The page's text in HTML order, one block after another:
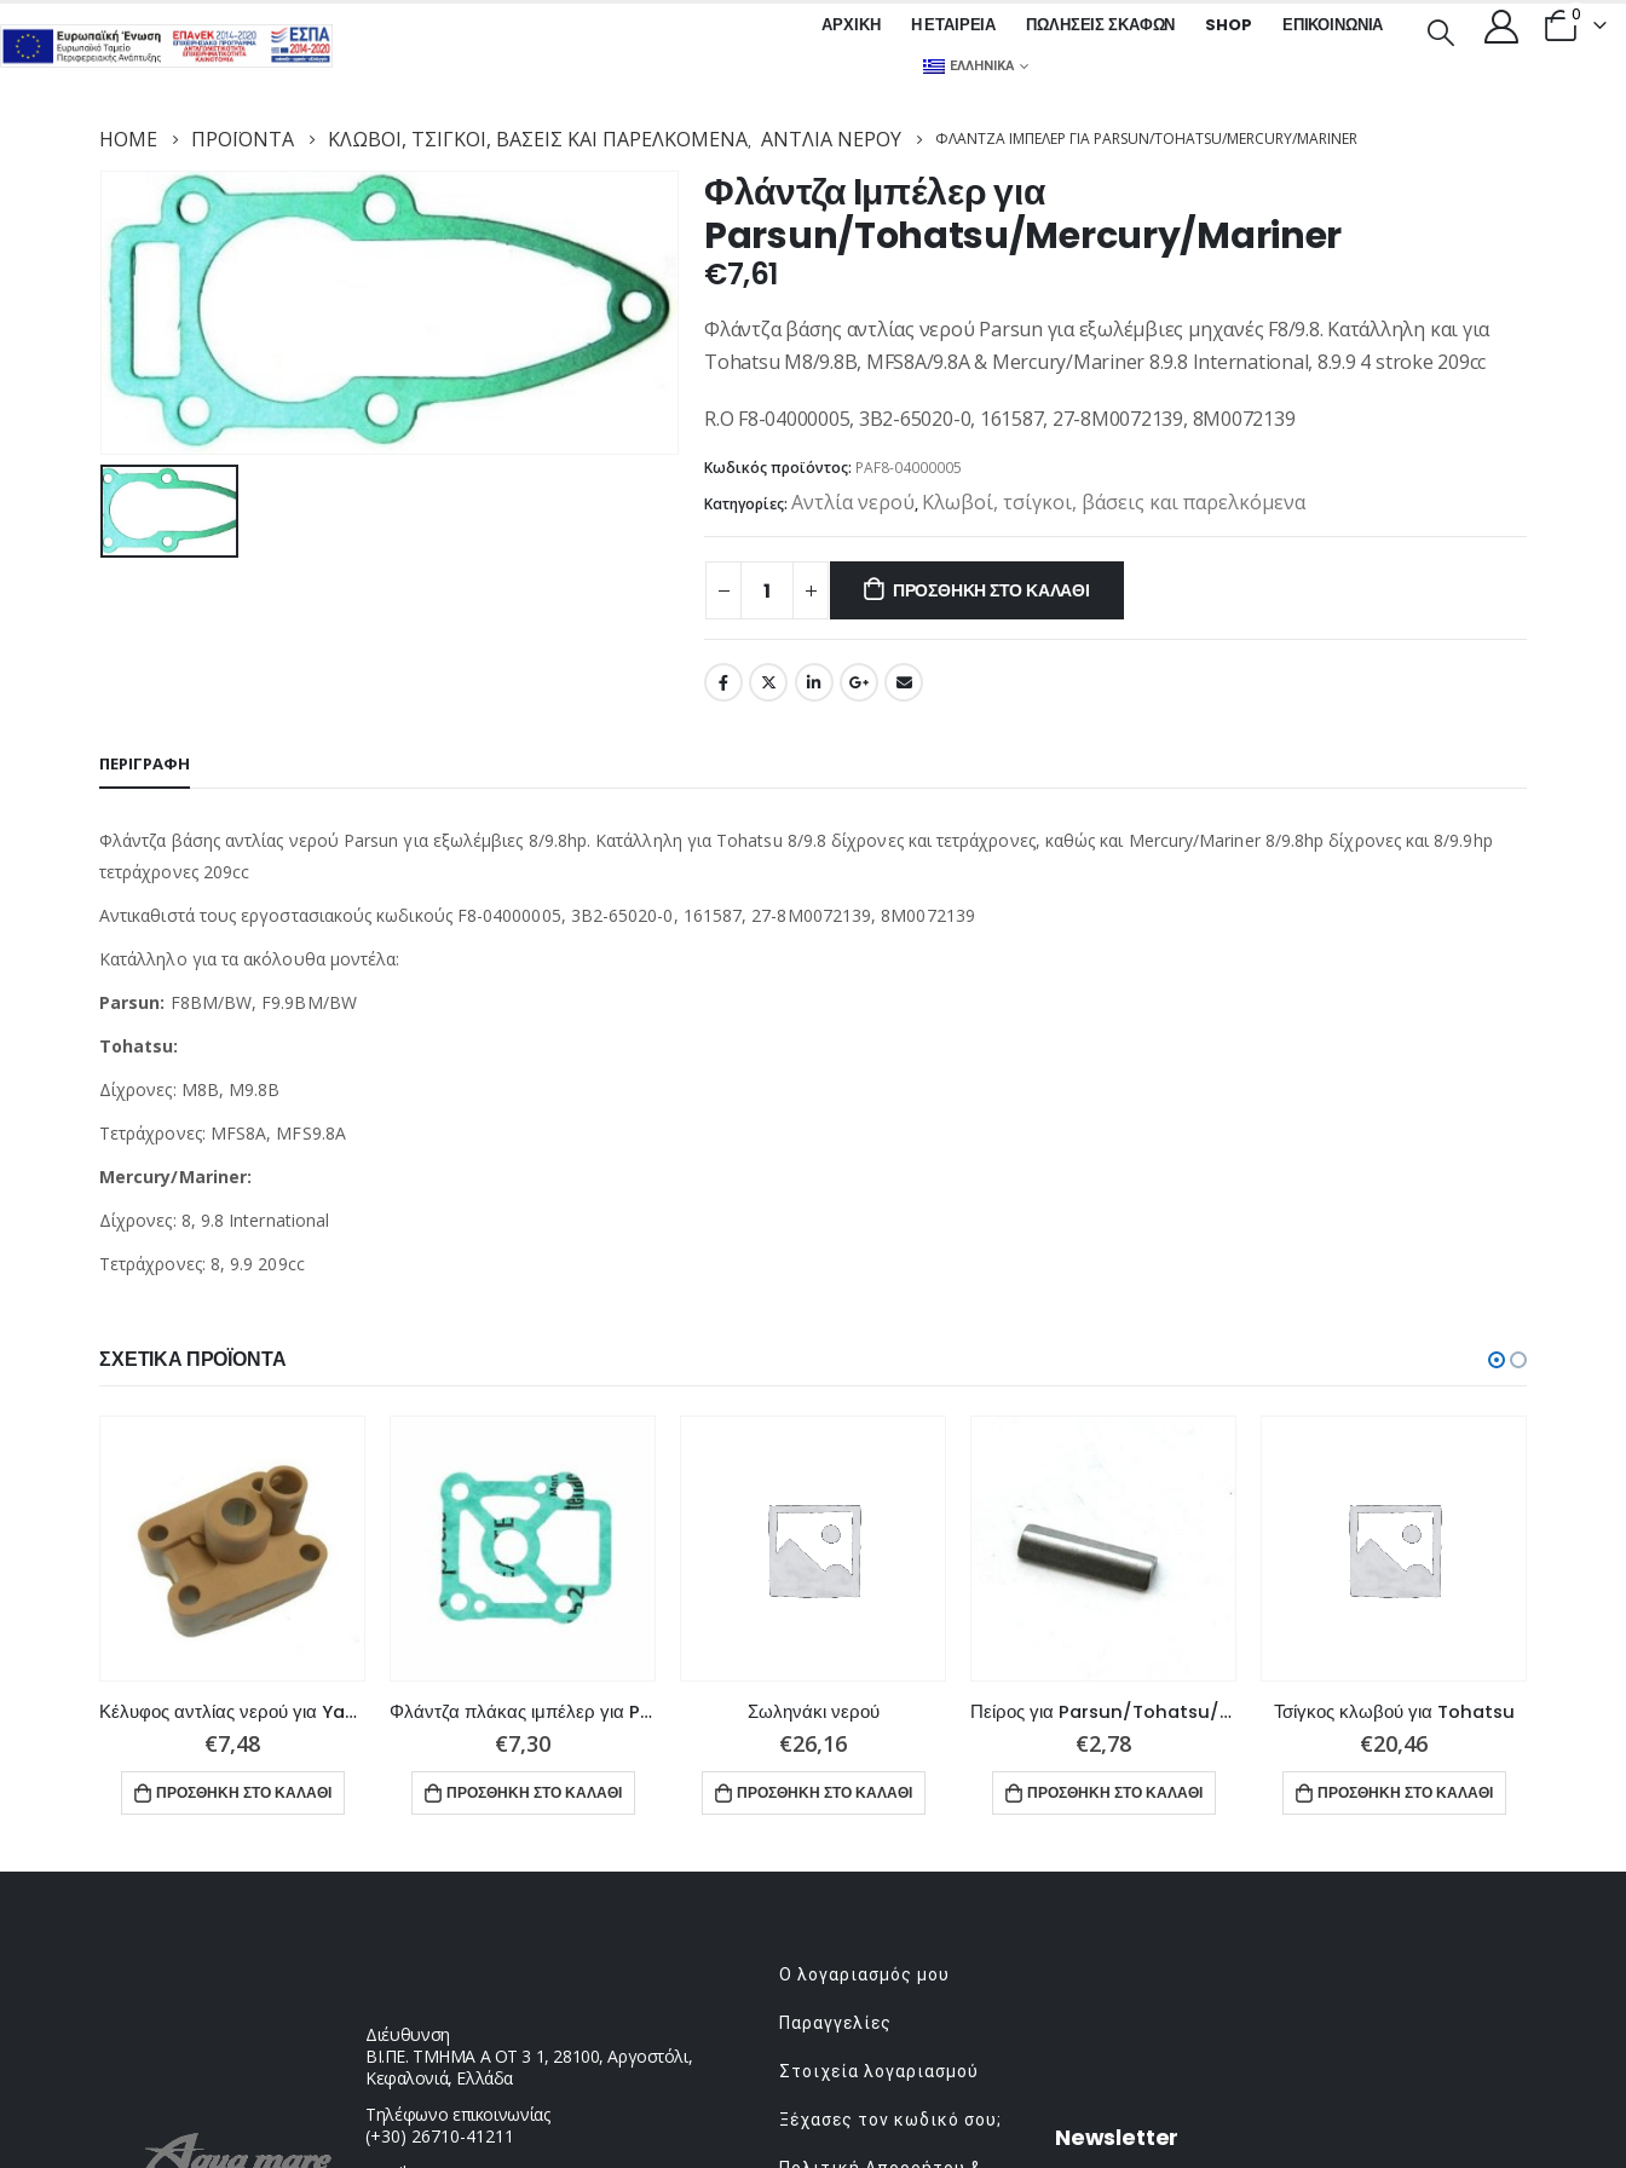
ΑΡΧΙΚΉ Η ΕΤΑΙΡΕΊΑ ΠΩΛΉΣΕΙΣ ΣΚΑΦΏΝ SHOP ΕΠΙΚΟΙΝΩΝΊΑ 0
ΕΛΛΗΝΙΚΆ
HOME ΠΡΟΪΌΝΤΑ ΚΛΩΒΟΊ, ΤΣΊΓΚΟΙ, ΒΆΣΕΙΣ ΚΑΙ ΠΑΡΕΛΚΌΜΕΝΑ, ΑΝΤΛΊΑ ΝΕΡΟΎ ΦΛΆΝΤΖΑ ΙΜΠΈΛΕΡ ΓΙΑ PARSUN/TOHATSU/MERCURY/MARINER
Φλάντζα Ιμπέλερ για
Parsun/Tohatsu/Mercury/Mariner
€7,61
Φλάντζα βάσης αντλίας νερού Parsun για εξωλέμβιες μηχανές F8/9.8. Κατάλληλη και για
Tohatsu M8/9.8B, MFS8Α/9.8Α & Mercury/Mariner 8.9.8 International, 8.9.9 4 stroke 209cc
R.O F8-04000005, 3B2-65020-0, 161587, 27-8M0072139, 8M0072139
Κωδικός προϊόντος: PAF8-04000005
Κατηγορίες: Αντλία νερού, Κλωβοί, τσίγκοι, βάσεις και παρελκόμενα
ΠΡΟΣΘΉΚΗ ΣΤΟ ΚΑΛΆΘΙ
ΠΕΡΙΓΡΑΦΉ
Φλάντζα βάσης αντλίας νερού Parsun για εξωλέμβιες 8/9.8hp. Κατάλληλη για Tohatsu 8/9.8 δίχρονες και τετράχρονες, καθώς και Mercury/Mariner 8/9.8hp δίχρονες και 8/9.9hp
τετράχρονες 209cc
Αντικαθιστά τους εργοστασιακούς κωδικούς F8-04000005, 3B2-65020-0, 161587, 27-8M0072139, 8M0072139
Κατάλληλο για τα ακόλουθα μοντέλα:
Parsun: F8BM/BW, F9.9BM/BW
Tohatsu:
Δίχρονες: Μ8Β, Μ9.8Β
Τετράχρονες: MFS8A, MFS9.8A
Mercury/Mariner:
Δίχρονες: 8, 9.8 International
Τετράχρονες: 8, 9.9 209cc
ΣΧΕΤΙΚΆ ΠΡΟΪΌΝΤΑ
Κέλυφος αντλίας νερού για Yamaha/Mariner/Parsun
€7,48
ΠΡΟΣΘΉΚΗ ΣΤΟ ΚΑΛΆΘΙ
Φλάντζα πλάκας ιμπέλερ για Parsun/Tohatsu/Mercury/Mariner
€7,30
ΠΡΟΣΘΉΚΗ ΣΤΟ ΚΑΛΆΘΙ
Σωληνάκι νερού
€26,16
ΠΡΟΣΘΉΚΗ ΣΤΟ ΚΑΛΆΘΙ
Πείρος για Parsun/Tohatsu/Mercury/Mariner
€2,78
ΠΡΟΣΘΉΚΗ ΣΤΟ ΚΑΛΆΘΙ
Τσίγκος κλωβού για Tohatsu
€20,46
ΠΡΟΣΘΉΚΗ ΣΤΟ ΚΑΛΆΘΙ
Διέυθυνση
ΒΙ.ΠΕ. ΤΜΗΜΑ Α ΟΤ 3 1, 28100, Αργοστόλι,
Κεφαλονιά, Ελλάδα
Τηλέφωνο επικοινωνίας
(+30) 26710-41211
Ο λογαριασμός μου
Παραγγελίες
Στοιχεία λογαριασμού
Ξέχασες τον κωδικό σου;
Newsletter